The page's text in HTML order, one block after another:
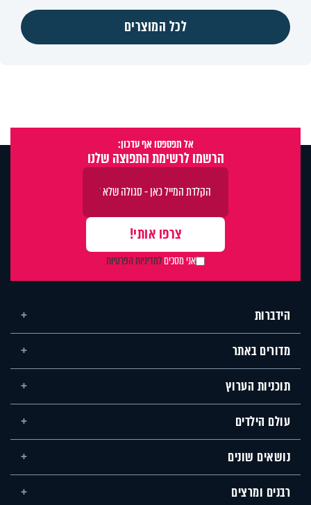
לכל המוצרים
אל תפספסו אף עדכון:
הרשמו לרשימת התפוצה שלנו
אני מסכיםלמדיניות הפרטיות
הידברות
מדורים באתר
תוכניות הערוץ
עולם הילדים
נושאים שונים
רבנים ומרצים